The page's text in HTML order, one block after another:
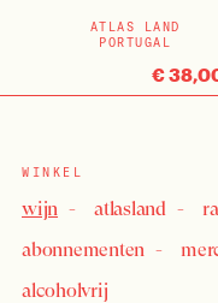
ATLAS LAND
PORTUGAL
€
WINKEL
wijn atlasland
abonnementen
alcoholvrij